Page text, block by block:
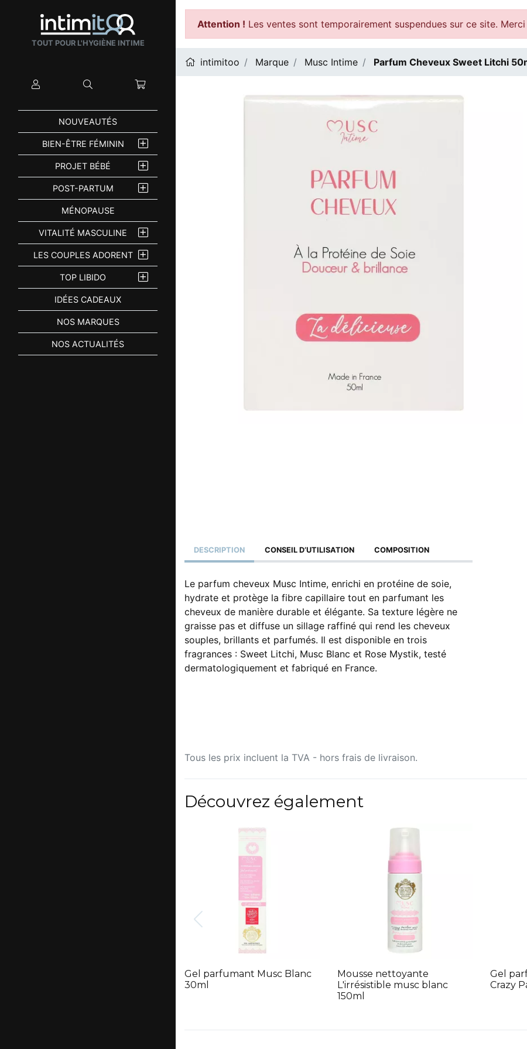
TOUT POUR L'HYGIÈNE INTIME
Mon compte Rechercher Mon panier
NOUVEAUTÉS
BIEN-ÊTRE FÉMININ
PROJET BÉBÉ
POST-PARTUM
MÉNOPAUSE
VITALITÉ MASCULINE
LES COUPLES ADORENT
TOP LIBIDO
IDÉES CADEAUX
NOS MARQUES
NOS ACTUALITÉS
Attention ! Les ventes sont temporairement suspendues sur ce site.
intimitoo Marque Musc Intime Parfum Cheveux Sweet Litchi
DESCRIPTION CONSEIL D’UTILISATION COMPOSITION
Le parfum cheveux Musc Intime, enrichi en protéine de soie,
hydrate et protège la fibre capillaire tout en parfumant les
cheveux de manière durable et élégante. Sa texture légère ne
graisse pas et diffuse un sillage raffiné qui rend les cheveux
souples, brillants et parfumés. Il est disponible en trois
fragrances : Sweet Litchi, Musc Blanc et Rose Mystik, testé
dermatologiquement et fabriqué en France.
Tous les prix incluent la TVA - hors frais de livraison.
Découvrez également
Gel parfumant Musc Blanc
30ml
Mousse nettoyante
L'irrésistible musc blanc
150ml
Gel
Crazy